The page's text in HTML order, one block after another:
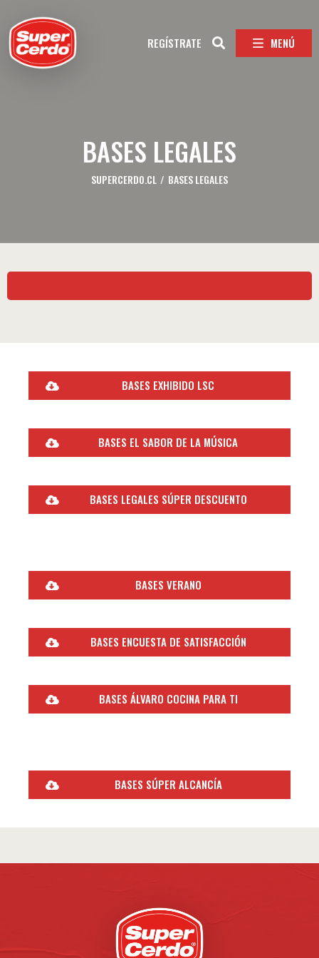
REGÍSTRATE MENÚ
BASES LEGALES
SUPERCERDO.CL / BASES LEGALES
BASES EXHIBIDO LSC
BASES EL SABOR DE LA MÚSICA
BASES LEGALES SÚPER DESCUENTO
BASES VERANO
BASES ENCUESTA DE SATISFACCIÓN
BASES ÁLVARO COCINA PARA TI
BASES SÚPER ALCANCÍA